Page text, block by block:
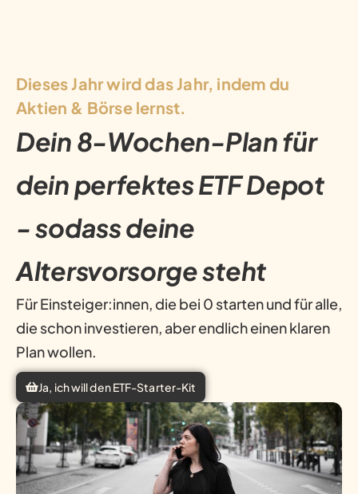
Dieses Jahr wird das Jahr, indem du
Aktien & Börse lernst.
Dein 8-Wochen-Plan für
dein perfektes ETF Depot
- sodass deine
Altersvorsorge steht
Für Einsteiger:innen, die bei 0 starten und für alle,
die schon investieren, aber endlich einen klaren
Plan wollen.
Ja, ich will den ETF-Starter-Kit